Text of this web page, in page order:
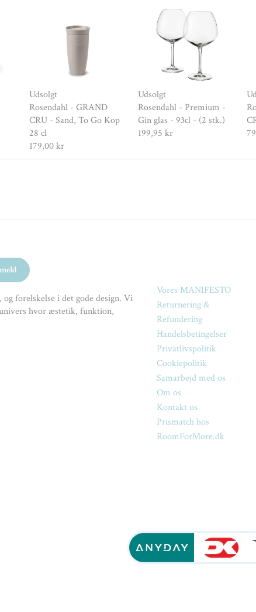
Udsolgt
Rosendahl - GRAND
CRU - Sand, To Go Kop
28 cl
179,00 kr
Udsolgt
Rosendahl - Premium -
Gin glas - 93cl - (2 stk.)
199,95 kr
og forelskelse i det gode design. Vi
hvor æstetik, funktion,
Vores MANIFESTO
Returnering &
Refundering
Handelsbetingelser
Privatlivspolitik
Cookiepolitik
Samarbejd med os
Om os
Kontakt os
Prismatch hos
RoomForMore.dk